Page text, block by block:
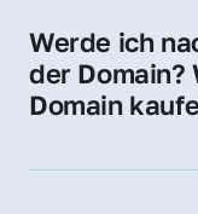
Werde ich
der Domain?
Domain
Sie erhalten